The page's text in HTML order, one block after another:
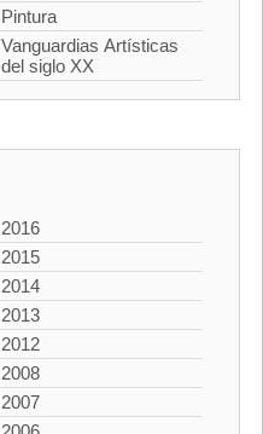
Pintura
Vanguardias Artísticas
del siglo XX
2016
2015
2014
2013
2012
2008
2007